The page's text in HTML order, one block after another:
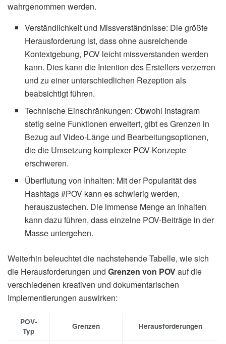
wahrgenommen werden.
Verständlichkeit und Missverständnisse: Die größte
Herausforderung ist, dass ohne ausreichende
Kontextgebung, POV leicht missverstanden werden
kann. Dies kann die Intention des Erstellers verzerren
und zu einer unterschiedlichen Rezeption als
beabsichtigt führen.
Technische Einschränkungen: Obwohl Instagram
stetig seine Funktionen erweitert, gibt es Grenzen in
Bezug auf Video-Länge und Bearbeitungsoptionen,
die die Umsetzung komplexer POV-Konzepte
erschweren.
Überflutung von Inhalten: Mit der Popularität des
Hashtags #POV kann es schwierig werden,
herauszustechen. Die immense Menge an Inhalten
kann dazu führen, dass einzelne POV-Beiträge in der
Masse untergehen.
Weiterhin beleuchtet die nachstehende Tabelle, wie sich
die Herausforderungen und Grenzen von POVauf die
verschiedenen kreativen und dokumentarischen
Implementierungen auswirken:
POV-
Typ
Grenzen Herausforderungen